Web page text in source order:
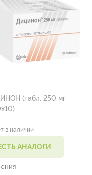
(табл. 250 мг
в наличии
ЕСТЬ АНАЛОГИ